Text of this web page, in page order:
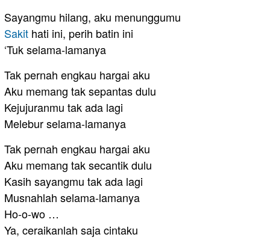
Sayangmu hilang, aku menunggumu
Sakit hati ini, perih batin ini
‘Tuk selama-lamanya
Tak pernah engkau hargai aku
Aku memang tak sepantas dulu
Kejujuranmu tak ada lagi
Melebur selama-lamanya
Tak pernah engkau hargai aku
Aku memang tak secantik dulu
Kasih sayangmu tak ada lagi
Musnahlah selama-lamanya
Ho-o-wo …
Ya, ceraikanlah saja cintaku